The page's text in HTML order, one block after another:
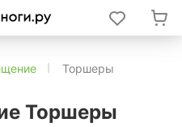
Торшеры
Торшеры